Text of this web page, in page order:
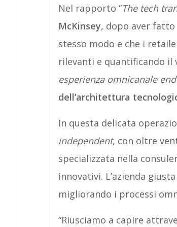
Nel rapporto “The tech
McKinsey, dopo aver
stesso modo e che i
rilevanti e quantificando il
esperienza omnicanale
dell’architettura
In questa delicata
independent, con oltre
specializzata nella
innovativi. L’azienda
migliorando i processi
“Riusciamo a capire